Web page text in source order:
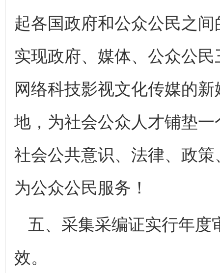
起各国政府和公众公民之
实现政府、媒体、公众公
网络科技影视文化传媒的
地，为社会公众人才铺垫
社会公共意识、法律、政
为公众公民服务！
五、采集采编证实行年度
效。